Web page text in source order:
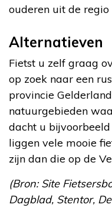
ouderen uit de regio
Alternatieven
Fietst u zelf graag
op zoek naar een
provincie
natuurgebieden
dacht u
liggen vele mooie
zijn dan die op de
(Bron: Site
Dagblad, Stentor,